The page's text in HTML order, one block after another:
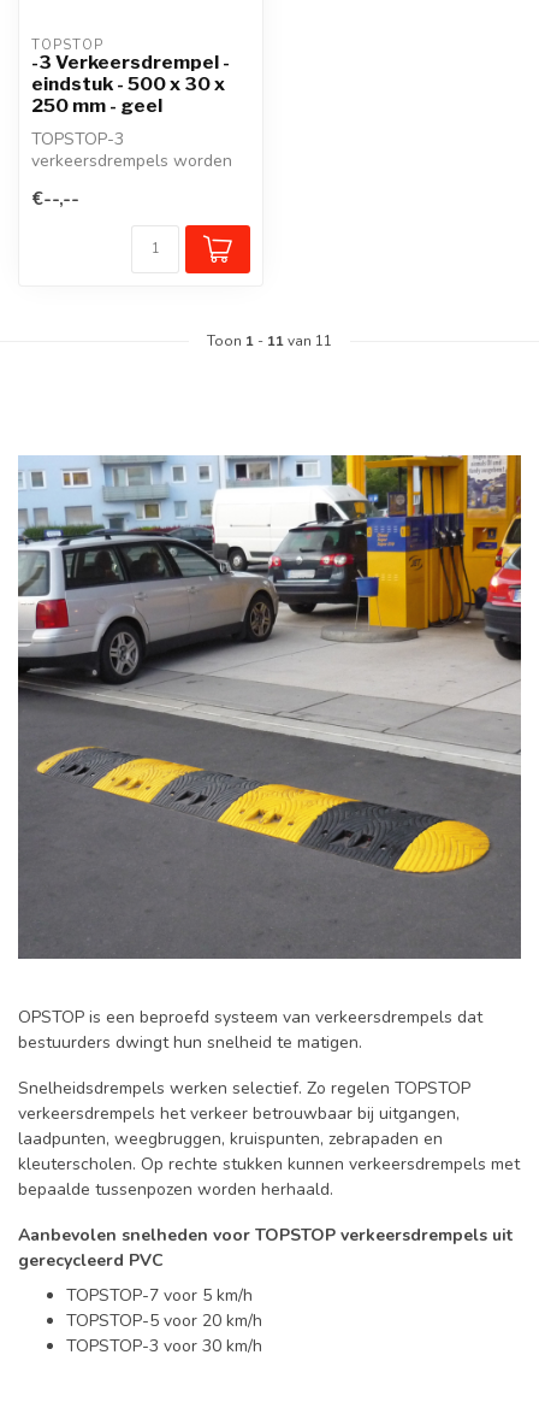
TOPSTOP
-3 Verkeersdrempel -
eindstuk - 500 x 30 x
250 mm - geel
TOPSTOP-3
verkeersdrempels worden
gebruikt voor het...
€--,--
Toon 1 - 11van 11
OPSTOP is een beproefd systeem van verkeersdrempels dat
bestuurders dwingt hun snelheid te matigen.
Snelheidsdrempels werken selectief. Zo regelen TOPSTOP
verkeersdrempels het verkeer betrouwbaar bij uitgangen,
laadpunten, weegbruggen, kruispunten, zebrapaden en
kleuterscholen. Op rechte stukken kunnen verkeersdrempels met
bepaalde tussenpozen worden herhaald.
Aanbevolen snelheden voor TOPSTOP verkeersdrempels uit
gerecycleerd PVC
TOPSTOP-7 voor 5 km/h
TOPSTOP-5 voor 20 km/h
TOPSTOP-3 voor 30 km/h